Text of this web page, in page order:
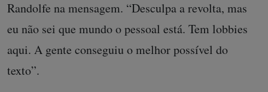
Randolfe na mensagem. “Desculpa a revolta, mas
eu não sei que mundo o pessoal está. Tem lobbies
aqui. A gente conseguiu o melhor possível do
texto”.